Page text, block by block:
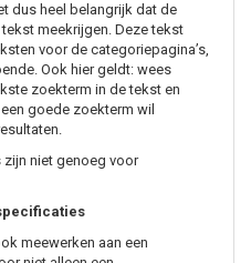
dus heel belangrijk dat de
meekrijgen. Deze tekst
voor de categoriepagina’s,
Ook hier geldt: wees
zoekterm in de tekst en
goede zoekterm wil
zijn niet genoeg voor
meewerken aan een